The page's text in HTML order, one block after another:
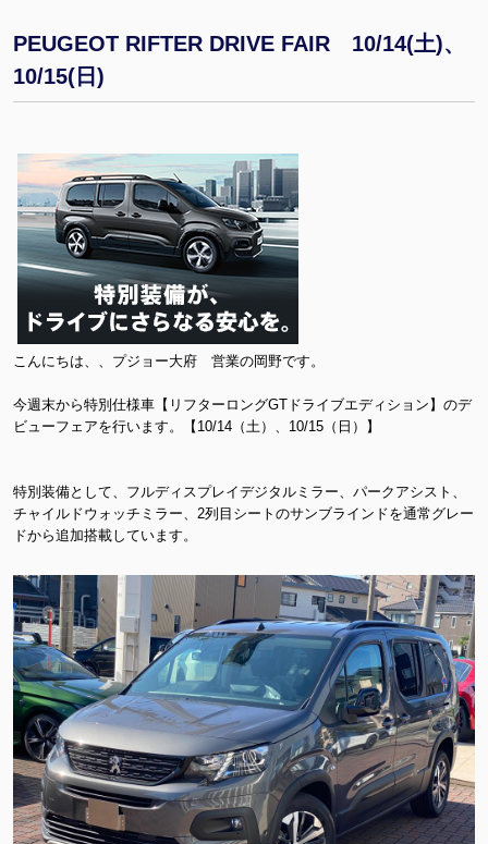
PEUGEOT RIFTER DRIVE FAIR 10/14(土)、
10/15(日)
こんにちは、、プジョー大府 営業の岡野です。
今週末から特別仕様車【リフターロングGTドライブエディション】のデ
ビューフェアを行います。【10/14（土）、10/15（日）】
特別装備として、フルディスプレイデジタルミラー、パークアシスト、
チャイルドウォッチミラー、2列目シートのサンブラインドを通常グレー
ドから追加搭載しています。